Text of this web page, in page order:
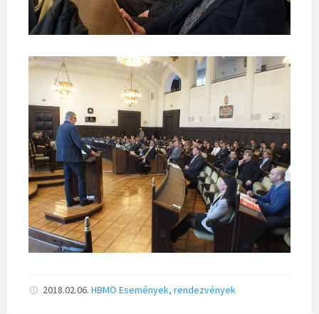
2018.02.06. HBMÖ Események, rendezvények